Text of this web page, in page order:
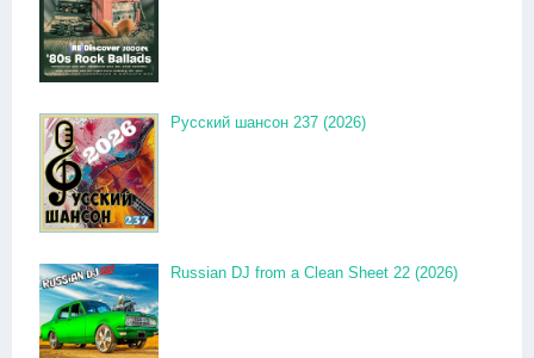
Русский шансон 237 (2026)
Russian DJ from a Clean Sheet 22 (2026)